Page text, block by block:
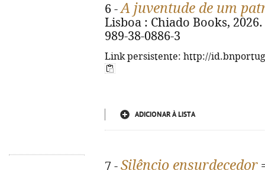
6 -A juventude de um
Lisboa : Chiado Books,
989-38-0886-3
Link persistente: http://
ADICIONAR À LISTA
7 - Silêncio ensurdecedor